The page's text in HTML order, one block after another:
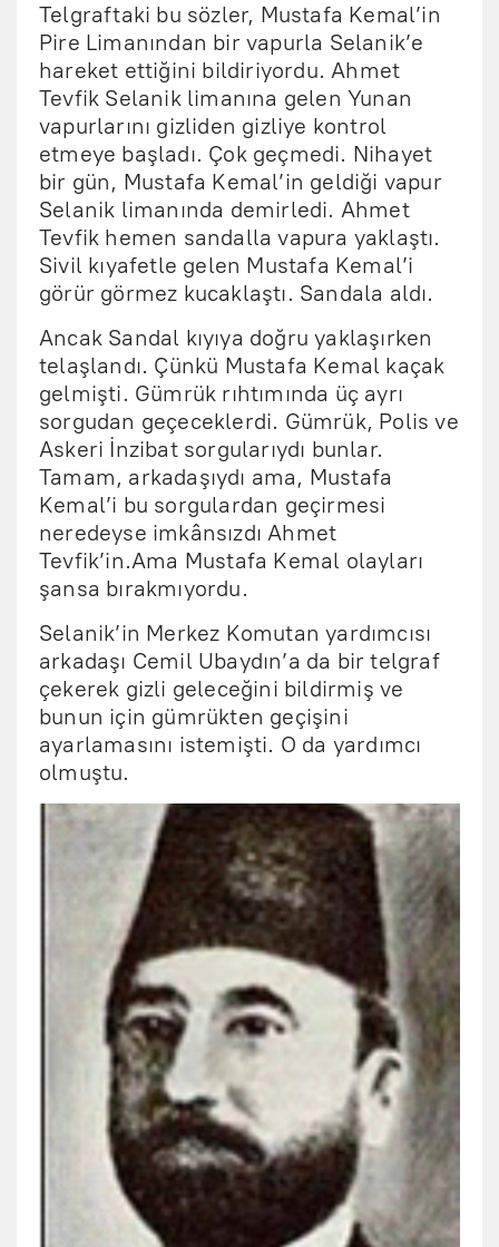
Telgraftaki bu sözler, Mustafa Kemal’in
Pire Limanından bir vapurla Selanik’e
hareket ettiğini bildiriyordu. Ahmet
Tevfik Selanik limanına gelen Yunan
vapurlarını gizliden gizliye kontrol
etmeye başladı. Çok geçmedi. Nihayet
bir gün, Mustafa Kemal’in geldiği vapur
Selanik limanında demirledi. Ahmet
Tevfik hemen sandalla vapura yaklaştı.
Sivil kıyafetle gelen Mustafa Kemal’i
görür görmez kucaklaştı. Sandala aldı.
Ancak Sandal kıyıya doğru yaklaşırken
telaşlandı. Çünkü Mustafa Kemal kaçak
gelmişti. Gümrük rıhtımında üç ayrı
sorgudan geçeceklerdi. Gümrük, Polis ve
Askeri İnzibat sorgularıydı bunlar.
Tamam, arkadaşıydı ama, Mustafa
Kemal’i bu sorgulardan geçirmesi
neredeyse imkânsızdı Ahmet
Tevfik’in.Ama Mustafa Kemal olayları
şansa bırakmıyordu.
Selanik’in Merkez Komutan yardımcısı
arkadaşı Cemil Ubaydın’a da bir telgraf
çekerek gizli geleceğini bildirmiş ve
bunun için gümrükten geçişini
ayarlamasını istemişti. O da yardımcı
olmuştu.